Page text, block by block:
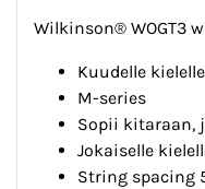
Wilkinson® WOGT3
Kuudelle kielelle
M-series
Sopii kitaraan,
Jokaiselle
String spacing